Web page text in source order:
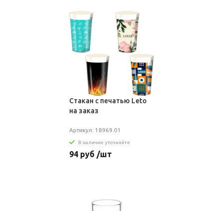
Стакан с печатью Leto
на заказ
Артикул: 18969.01
В наличии: уточняйте
94 руб /шт